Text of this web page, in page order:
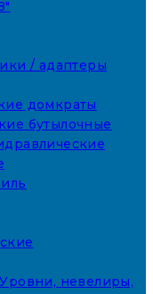
/ адаптеры
домкраты
бутылочные
невелиры,